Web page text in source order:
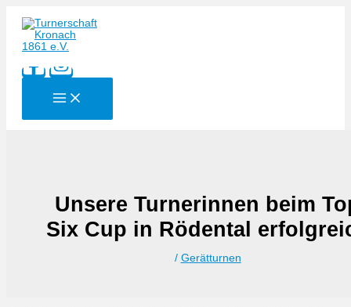
Inhalt
springen
Unsere Turnerinnen beim
Six Cup in Rödental
/ Gerätturnen